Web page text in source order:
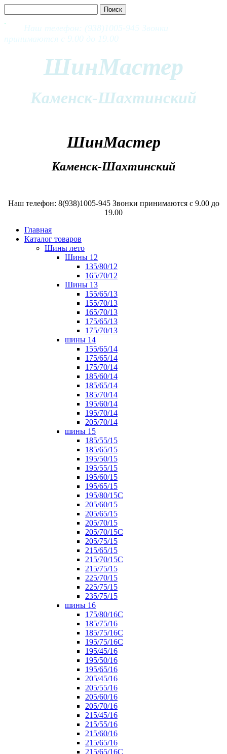
Наш телефон: (938)1005-945 Звонки
принимаются с 9.00 до 19.00
ШинМастер
Каменск-Шахтинский
ШинМастер
Каменск-Шахтинский
Наш телефон: 8(938)1005-945 Звонки принимаются с 9.00 до
19.00
Главная
Каталог товаров
Шины лето
Шины 12
135/80/12
165/70/12
Шины 13
155/65/13
155/70/13
165/70/13
175/65/13
175/70/13
шины 14
155/65/14
175/65/14
175/70/14
185/60/14
185/65/14
185/70/14
195/60/14
195/70/14
205/70/14
шины 15
185/55/15
185/65/15
195/50/15
195/55/15
195/60/15
195/65/15
195/80/15С
205/60/15
205/65/15
205/70/15
205/70/15С
205/75/15
215/65/15
215/70/15C
215/75/15
225/70/15
225/75/15
235/75/15
шины 16
175/80/16С
185/75/16
185/75/16С
195/75/16С
195/45/16
195/50/16
195/65/16
205/45/16
205/55/16
205/60/16
205/70/16
215/45/16
215/55/16
215/60/16
215/65/16
215/65/16С